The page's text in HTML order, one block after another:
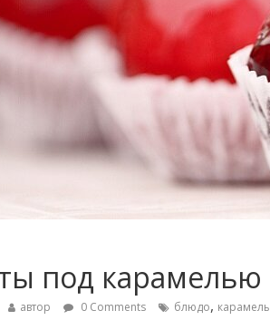
под карамелью
автор 0 Comments блюдо, карамель